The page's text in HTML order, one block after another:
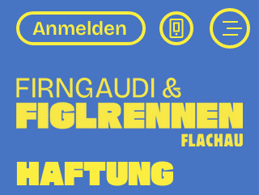
Anmelden
HAFTUNG